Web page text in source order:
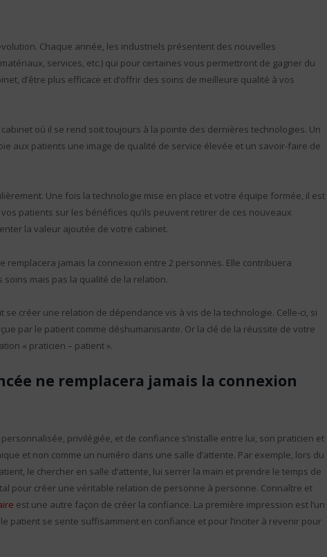
Chaque année, les industriels présentent des nouvelles
services, etc.) qui pour certaines vous permettront de gagner du
d’être plus efficace et d’offrir des soins de meilleure qualité à vos
où il se rend soit toujours à la pointe des dernières technologies. Un
aux patients une image de qualité de service élevée et un savoir-faire de
Une fois la technologie mise en place et votre équipe formée, il est
patients sur les bénéfices qu’ils peuvent retirer de ces nouveaux
la valeur ajoutée de votre cabinet.
remplacera jamais la connexion entre 2 personnes. Elle contribuera
mais pas la qualité de la relation.
créer une relation de dépendance vis à vis de la technologie. Celle-ci, si
par le patient comme déshumanisante. Or la clé de la réussite de votre
« praticien – patient ».
ne remplacera jamais la connexion
privilégiée, et de confiance s’installe entre lui, son praticien et
et non comme un numéro dans une salle d’attente. Par exemple, lors du
le chercher en salle d’attente, lui serrer la main et prendre le temps de
pour créer une véritable relation de personne à personne. Connaître et
est une autre façon de créer la confiance. La première impression est l’un
patient se sente suffisamment en confiance et pour l’inciter à revenir pour